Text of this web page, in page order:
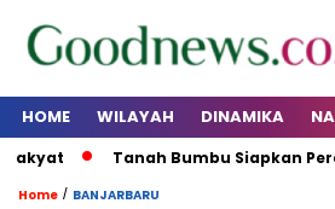
HOME WILAYAH DINAMIKA
Tanah Bumbu Siapkan
Home / BANJARBARU